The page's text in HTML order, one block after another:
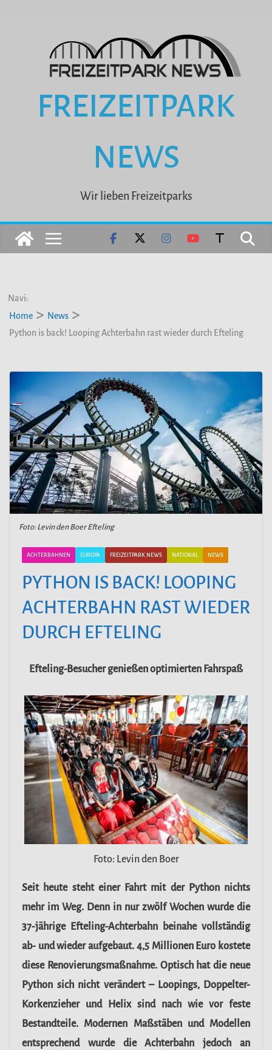
FREIZEITPARK
NEWS
Wir lieben Freizeitparks
Navi:
Home
News
Python is back! Looping Achterbahn rast wieder durch Efteling
Foto: Levin den Boer Efteling
ACHTERBAHNEN EUROPA FREIZEITPARK NEWS NATIONAL NEWS
PYTHON IS BACK! LOOPING
ACHTERBAHN RAST WIEDER
DURCH EFTELING
Efteling-Besucher genießen optimierten Fahrspaß
Foto: Levin den Boer
Seit heute steht einer Fahrt mit der Python nichts
mehr im Weg. Denn in nur zwölf Wochen wurde die
37-jährige Efteling-Achterbahn beinahe vollständig
ab- und wieder aufgebaut. 4,5 Millionen Euro kostete
diese Renovierungsmaßnahme. Optisch hat die neue
Python sich nicht verändert – Loopings, Doppelter-
Korkenzieher und Helix sind nach wie vor feste
Bestandteile. Modernen Maßstäben und Modellen
entsprechend wurde die Achterbahn jedoch an